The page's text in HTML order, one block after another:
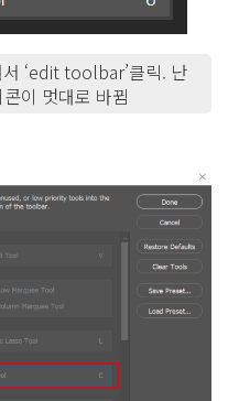
‘edit toolbar’클릭. 난
이 멋대로 바뀜